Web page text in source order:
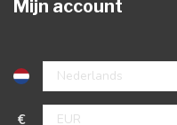
Mijn account
€